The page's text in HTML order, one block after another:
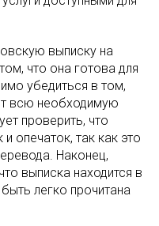
выписку на
что она готова для
убедиться в том,
всю необходимую
проверить, что
опечаток, так как это
Наконец,
выписка находится в
легко прочитана